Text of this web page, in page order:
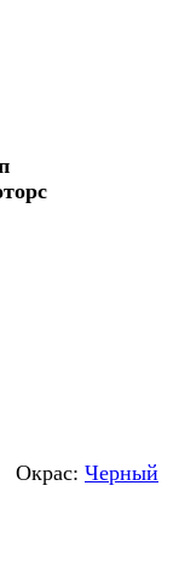
Окрас: Черный